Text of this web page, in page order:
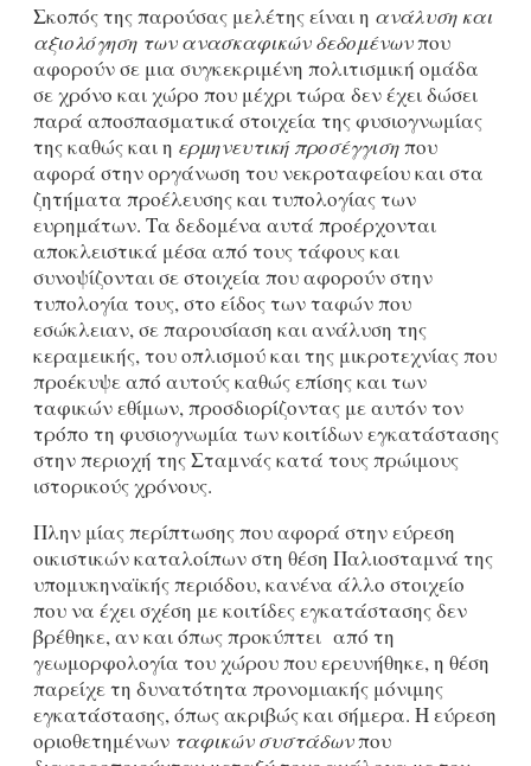
Σκοπός της παρούσας μελέτης είναι η ανάλυση και
αξιολόγηση των ανασκαφικών δεδομένωνπου
αφορούν σε μια συγκεκριμένη πολιτισμική ομάδα
σε χρόνο και χώρο που μέχρι τώρα δεν έχει δώσει
παρά αποσπασματικά στοιχεία της φυσιογνωμίας
της καθώς και η ερμηνευτική προσέγγισηπου
αφορά στην οργάνωση του νεκροταφείου και στα
ζητήματα προέλευσης και τυπολογίας των
ευρημάτων. Τα δεδομένα αυτά προέρχονται
αποκλειστικά μέσα από τους τάφους και
συνοψίζονται σε στοιχεία που αφορούν στην
τυπολογία τους, στο είδος των ταφών που
εσώκλειαν, σε παρουσίαση και ανάλυση της
κεραμεικής, του οπλισμού και της μικροτεχνίας που
προέκυψε από αυτούς καθώς επίσης και των
ταφικών εθίμων, προσδιορίζοντας με αυτόν τον
τρόπο τη φυσιογνωμία των κοιτίδων εγκατάστασης
στην περιοχή της Σταμνάς κατά τους πρώιμους
ιστορικούς χρόνους.
Πλην μίας περίπτωσης που αφορά στην εύρεση
οικιστικών καταλοίπων στη θέση Παλιοσταμνά της
υπομυκηναϊκής περιόδου, κανένα άλλο στοιχείο
που να έχει σχέση με κοιτίδες εγκατάστασης δεν
βρέθηκε, αν και όπως προκύπτει από τη
γεωμορφολoγία του χώρου που ερευνήθηκε, η θέση
παρείχε τη δυνατότητα προνομιακής μόνιμης
εγκατάστασης, όπως ακριβώς και σήμερα. Η εύρεση
οριοθετημένων ταφικών συστάδωνπου